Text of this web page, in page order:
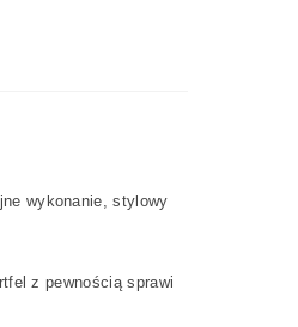
wykonanie, stylowy
z pewnością sprawi